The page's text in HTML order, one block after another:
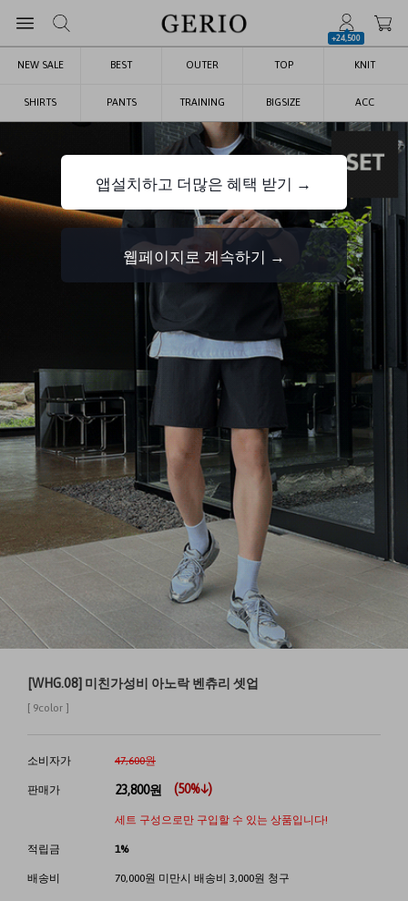
+24,500
NEW SALE BEST OUTER TOP KNIT
SHIRTS PANTS TRAINING BIGSIZE ACC
[WHG.08] 미친가성비 아노락 벤츄리 셋업
[ 9color ]
소비자가 47,600원
판매가 23,800원 (50%↓)
세트 구성으로만 구입할 수 있는 상품입니다!
적립금 1%
배송비 70,000원 미만시 배송비 3,000원 청구
앱설치하고 더많은 혜택 받기 →
웹페이지로 계속하기 →